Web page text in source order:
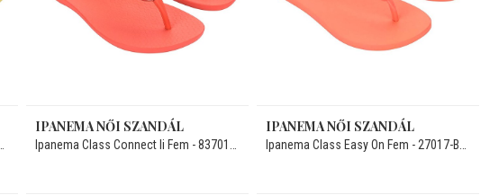
IPANEMA NŐI SZANDÁL IPANEMA NŐI SZANDÁL